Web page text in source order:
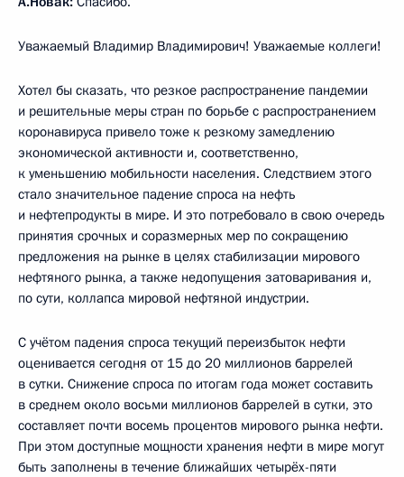
Уважаемый Владимир Владимирович! Уважаемые коллеги!
Хотел бы сказать, что резкое распространение пандемии
и решительные меры стран по борьбе с распространением
коронавируса привело тоже к резкому замедлению
экономической активности и, соответственно,
к уменьшению мобильности населения. Следствием этого
стало значительное падение спроса на нефть
и нефтепродукты в мире. И это потребовало в свою очередь
принятия срочных и соразмерных мер по сокращению
предложения на рынке в целях стабилизации мирового
нефтяного рынка, а также недопущения затоваривания и,
по сути, коллапса мировой нефтяной индустрии.
С учётом падения спроса текущий переизбыток нефти
оценивается сегодня от 15 до 20 миллионов баррелей
в сутки. Снижение спроса по итогам года может составить
в среднем около восьми миллионов баррелей в сутки, это
составляет почти восемь процентов мирового рынка нефти.
При этом доступные мощности хранения нефти в мире могут
быть заполнены в течение ближайших четырёх-пяти